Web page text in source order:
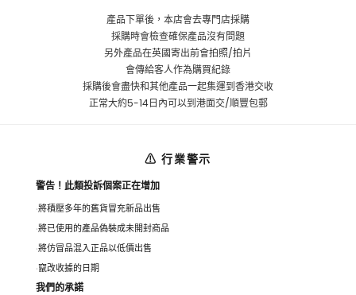
產品下單後，本店會去專門店採購
採購時會檢查確保產品沒有問題
另外產品在英國寄出前會拍照/拍片
會傳給客人作為購買紀錄
採購後會盡快和其他產品一起集運到香港交收
正常大約5-14日內可以到港面交/順豐包郵
⚠ 行業警示
警告！此類投訴個案正在增加
將積壓多年的舊貨冒充新品出售
將已使用的產品偽裝成未開封商品
將仿冒品混入正品以低價出售
竄改收據的日期
我們的承諾